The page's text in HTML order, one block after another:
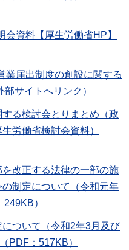
資料【厚生労働省HP】
業届出制度の創設に関する
サイトへリンク）
る検討会とりまとめ（政
労働省検討会資料）
改正する法律の一部の施
制定について（令和元年
）
ついて（令和2年3月及び
PDF：517KB）